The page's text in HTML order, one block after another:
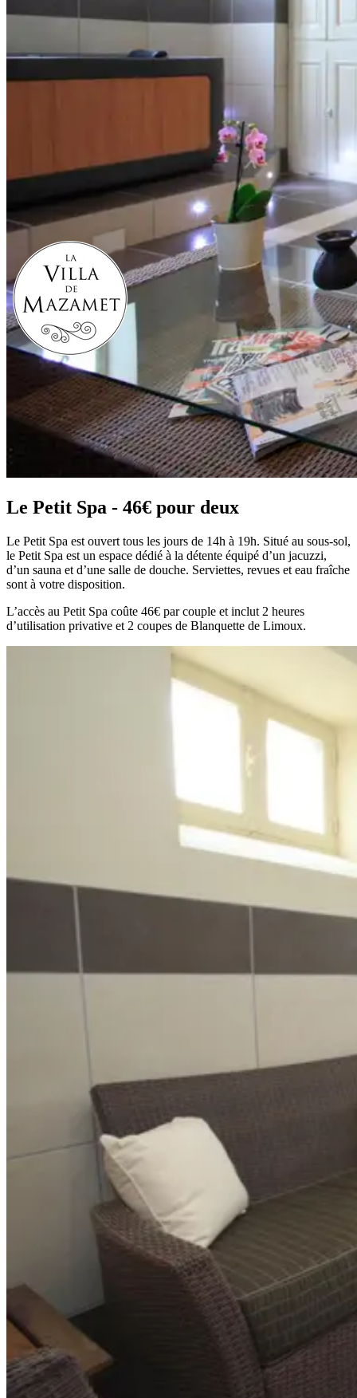
Le Petit Spa - 46€ pour deux
Le Petit Spa est ouvert tous les jours de 14h à 19h. Situé au sous-sol,
le Petit Spa est un espace dédié à la détente équipé d’un jacuzzi,
d’un sauna et d’une salle de douche. Serviettes, revues et eau fraîche
sont à votre disposition.
L’accès au Petit Spa coûte 46€ par couple et inclut 2 heures
d’utilisation privative et 2 coupes de Blanquette de Limoux.